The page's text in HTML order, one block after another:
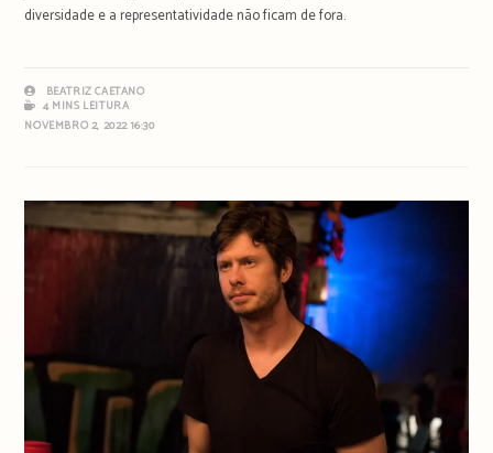
diversidade e a representatividade não ficam de fora.
BEATRIZ CAETANO
4 MINS LEITURA
NOVEMBRO 2, 2022 16:30